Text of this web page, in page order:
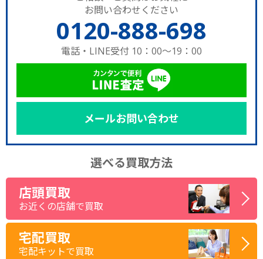
お問い合わせください
0120-888-698
電話・LINE受付 10：00～19：00
メールお問い合わせ
選べる買取方法
店頭買取
お近くの店舗で買取
宅配買取
宅配キットで買取